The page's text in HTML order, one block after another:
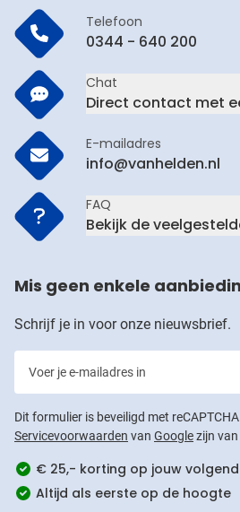
Telefoon
0344 - 640 200
Chat
Direct contact met
E-mailadres
info@vanhelden.nl
FAQ
Bekijk de
Mis geen enkele
Schrijf je in voor onze nieuwsbrief.
Dit formulier is beveiligd met
Servicevoorwaarden van Googlezijn
€ 25,- korting op jouw
Altijd als eerste op de hoogte